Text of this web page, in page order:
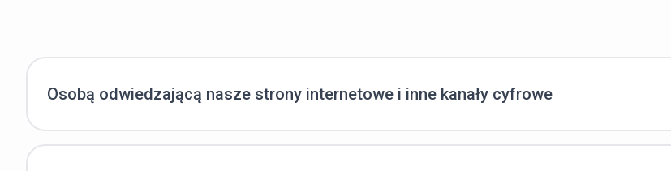
Osobą odwiedzającą nasze strony internetowe i inne kanały cyfrowe